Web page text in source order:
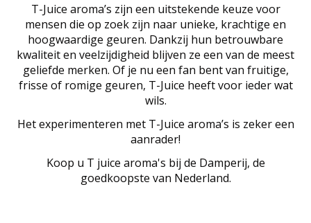
T-Juice aroma’s zijn een uitstekende keuze voor
mensen die op zoek zijn naar unieke, krachtige en
hoogwaardige geuren. Dankzij hun betrouwbare
kwaliteit en veelzijdigheid blijven ze een van de meest
geliefde merken. Of je nu een fan bent van fruitige,
frisse of romige geuren, T-Juice heeft voor ieder wat
wils.
Het experimenteren met T-Juice aroma’s is zeker een
aanrader!
Koop u T juice aroma's bij de Damperij, de
goedkoopste van Nederland.